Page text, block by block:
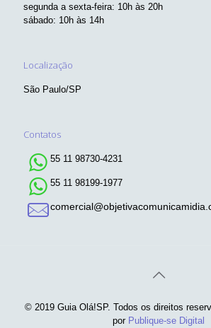
segunda a sexta-feira: 10h às 20h
sábado: 10h às 14h
Localização
São Paulo/SP
Contatos
55 11 98730-4231
55 11 98199-1977
© 2019 Guia Olá!SP. Todos os direitos
por Publique-se Digital